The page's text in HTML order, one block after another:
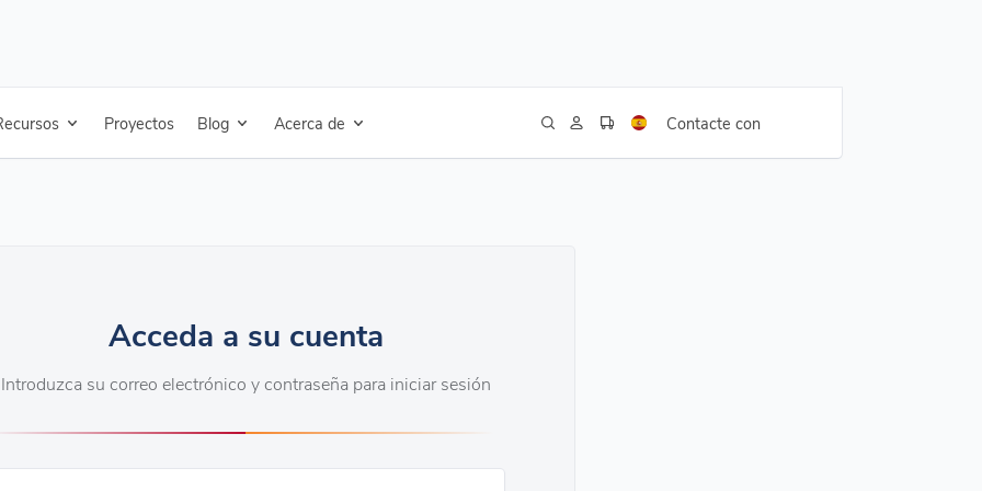
Proyectos Blog Acerca de Contacte con
Acceda a su cuenta
Introduzca su correo electrónico y contraseña para iniciar sesión